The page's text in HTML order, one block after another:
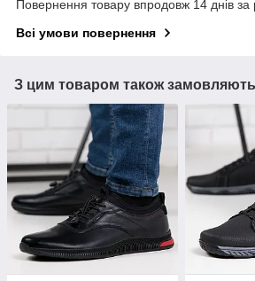
Повернення товару впродовж 14 днів за
Всі умови повернення
З цим товаром також замовляють